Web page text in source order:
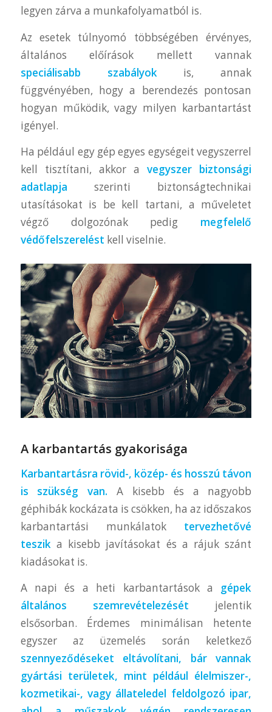
legyen zárva a munkafolyamatból is.
Az esetek túlnyomó többségében érvényes,
általános előírások mellett vannak
speciálisabb szabályokis, annak
függvényében, hogy a berendezés pontosan
hogyan működik, vagy milyen karbantartást
igényel.
Ha például egy gép egyes egységeit vegyszerrel
kell tisztítani, akkor avegyszer biztonsági
adatlapja szerinti biztonságtechnikai
utasításokat is be kell tartani, a műveletet
végző dolgozónak pedig megfelelő
védőfelszerelést kell viselnie.
A karbantartás gyakorisága
Karbantartásra rövid-, közép- és hosszú távon
is szükség van. A kisebb és a nagyobb
géphibák kockázata is csökken, ha az időszakos
karbantartási munkálatok tervezhetővé
teszik a kisebb javításokat és a rájuk szánt
kiadásokat is.
A napi és a heti karbantartások a gépek
általános szemrevételezését jelentik
elsősorban. Érdemes minimálisan hetente
egyszer az üzemelés során keletkező
szennyeződéseket eltávolítani, bár vannak
gyártási területek, mint például élelmiszer-,
kozmetikai-, vagy állateledel feldolgozó ipar,